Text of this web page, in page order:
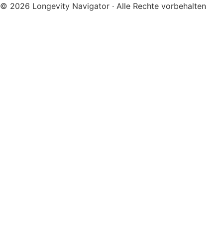
© 2026 Longevity Navigator · Alle Rechte vorbehalten